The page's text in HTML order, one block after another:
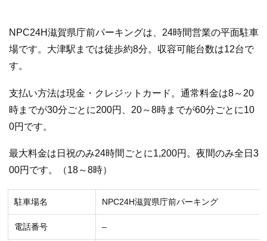
NPC24H滋賀県庁前パーキングは、24時間営業の平面駐車
場です。大津駅までは徒歩約8分。収容可能台数は12台で
す。
支払い方法は現金・クレジットカード。通常料金は8～20
時までが30分ごとに200円、20～8時までが60分ごとに10
0円です。
最大料金は日祝のみ24時間ごとに1,200円。夜間のみ全日3
00円です。（18～8時）
駐車場名 NPC24H滋賀県庁前パーキング
電話番号 –